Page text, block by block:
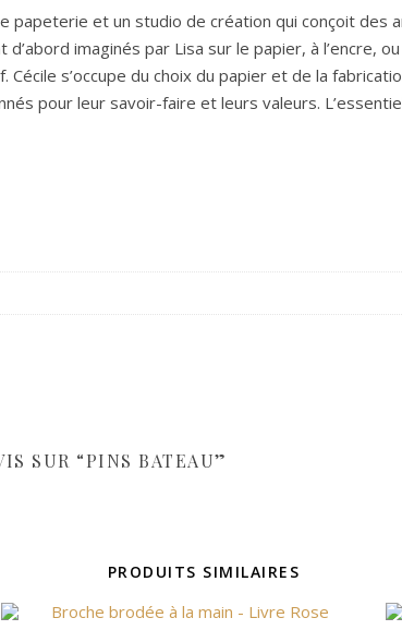
papeterie et un studio de création qui conçoit des
imaginés par Lisa sur le papier, à l’encre,
s’occupe du choix du papier et de la
pour leur savoir-faire et leurs valeurs.
SUR “PINS BATEAU”
PRODUITS SIMILAIRES